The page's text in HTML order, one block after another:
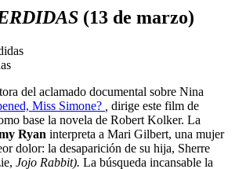
(13 de marzo)
del aclamado documental sobre Nina
Miss Simone?
dirige este film de
base la novela de Robert Kolker. La
Ryan interpreta a Mari Gilbert, una mujer
dolor: la desaparición de su hija, Sherre
Jojo Rabbit). La búsqueda incansable la